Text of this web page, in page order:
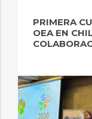
PRIMERA
OEA EN